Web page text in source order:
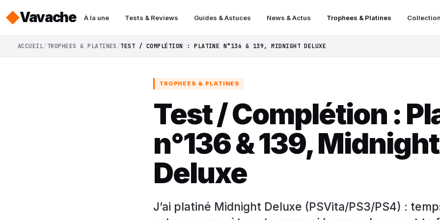
Vavache À la une Tests & Reviews Guides & Astuces News & Actus Trophees & Platines
ACCUEIL TROPHEES & PLATINES TEST / COMPLÉTION : PLATINE N°136 & 139, MIDNIGHT DELUXE
TROPHEES & PLATINES
Test / Complétion :
n°136 & 139, Midnight
Deluxe
J’ai platiné Midnight Deluxe (PSVita/PS3/PS4) :